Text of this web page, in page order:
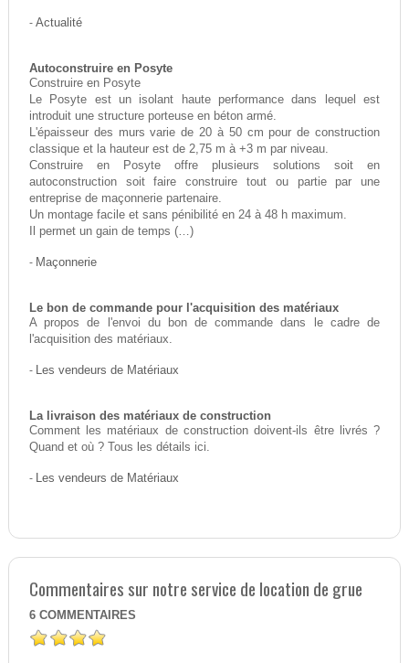
- Actualité
Autoconstruire en Posyte
Construire en Posyte
Le Posyte est un isolant haute performance dans lequel est
introduit une structure porteuse en béton armé.
L'épaisseur des murs varie de 20 à 50 cm pour de construction
classique et la hauteur est de 2,75 m à +3 m par niveau.
Construire en Posyte offre plusieurs solutions soit en
autoconstruction soit faire construire tout ou partie par une
entreprise de maçonnerie partenaire.
Un montage facile et sans pénibilité en 24 à 48 h maximum.
Il permet un gain de temps (…)
- Maçonnerie
Le bon de commande pour l'acquisition des matériaux
A propos de l'envoi du bon de commande dans le cadre de
l'acquisition des matériaux.
- Les vendeurs de Matériaux
La livraison des matériaux de construction
Comment les matériaux de construction doivent-ils être livrés ?
Quand et où ? Tous les détails ici.
- Les vendeurs de Matériaux
Commentaires sur notre service de location de grue
6 COMMENTAIRES